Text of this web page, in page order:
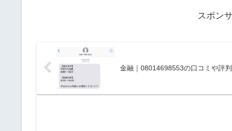
スポン
金融｜08014698553の口コミや評判